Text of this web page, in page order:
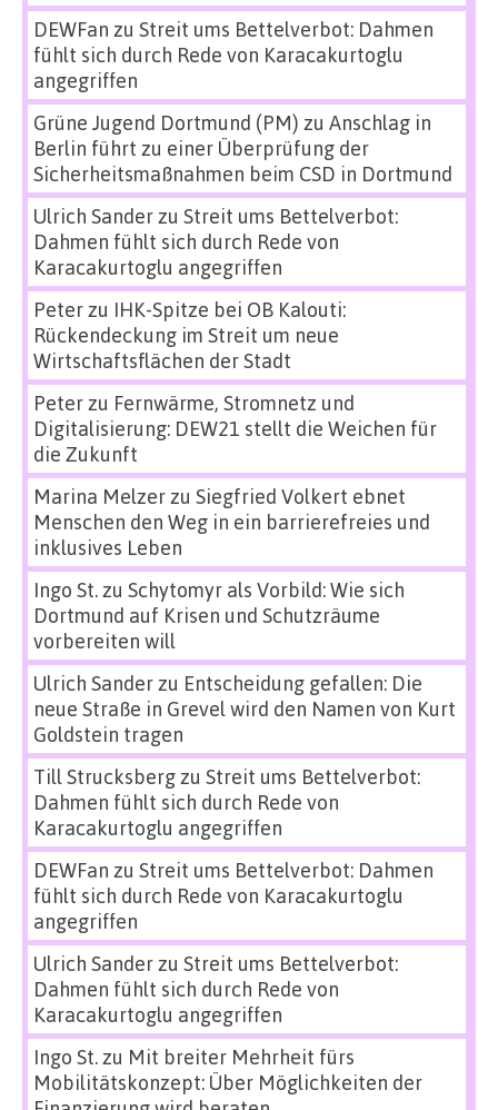
DEWFan zu Streit ums Bettelverbot: Dahmen
fühlt sich durch Rede von Karacakurtoglu
angegriffen
Grüne Jugend Dortmund (PM) zu Anschlag in
Berlin führt zu einer Überprüfung der
Sicherheitsmaßnahmen beim CSD in Dortmund
Ulrich Sanderzu Streit ums Bettelverbot:
Dahmen fühlt sich durch Rede von
Karacakurtoglu angegriffen
Peterzu IHK-Spitze bei OB Kalouti:
Rückendeckung im Streit um neue
Wirtschaftsflächen der Stadt
Peterzu Fernwärme, Stromnetz und
Digitalisierung: DEW21 stellt die Weichen für
die Zukunft
Marina Melzerzu Siegfried Volkert ebnet
Menschen den Weg in ein barrierefreies und
inklusives Leben
Ingo St.zu Schytomyr als Vorbild: Wie sich
Dortmund auf Krisen und Schutzräume
vorbereiten will
Ulrich Sanderzu Entscheidung gefallen: Die
neue Straße in Grevel wird den Namen von Kurt
Goldstein tragen
Till Strucksbergzu Streit ums Bettelverbot:
Dahmen fühlt sich durch Rede von
Karacakurtoglu angegriffen
DEWFan zu Streit ums Bettelverbot: Dahmen
fühlt sich durch Rede von Karacakurtoglu
angegriffen
Ulrich Sanderzu Streit ums Bettelverbot:
Dahmen fühlt sich durch Rede von
Karacakurtoglu angegriffen
Ingo St.zu Mit breiter Mehrheit fürs
Mobilitätskonzept: Über Möglichkeiten der